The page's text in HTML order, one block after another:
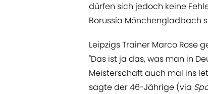
dürfen sich jedoch keine
Borussia Mönchengladbach
Leipzigs Trainer Marco Rose
"Das ist ja das, was man in
Meisterschaft auch mal ins
sagte der 46-Jährige (via